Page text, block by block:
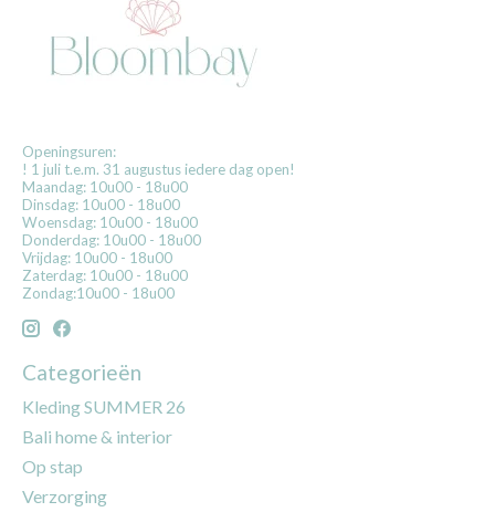
Openingsuren:
! 1 juli t.e.m. 31 augustus iedere dag open!
Maandag: 10u00 - 18u00
Dinsdag: 10u00 - 18u00
Woensdag: 10u00 - 18u00
Donderdag: 10u00 - 18u00
Vrijdag: 10u00 - 18u00
Zaterdag: 10u00 - 18u00
Zondag:10u00 - 18u00
Categorieën
Kleding SUMMER 26
Bali home & interior
Op stap
Verzorging